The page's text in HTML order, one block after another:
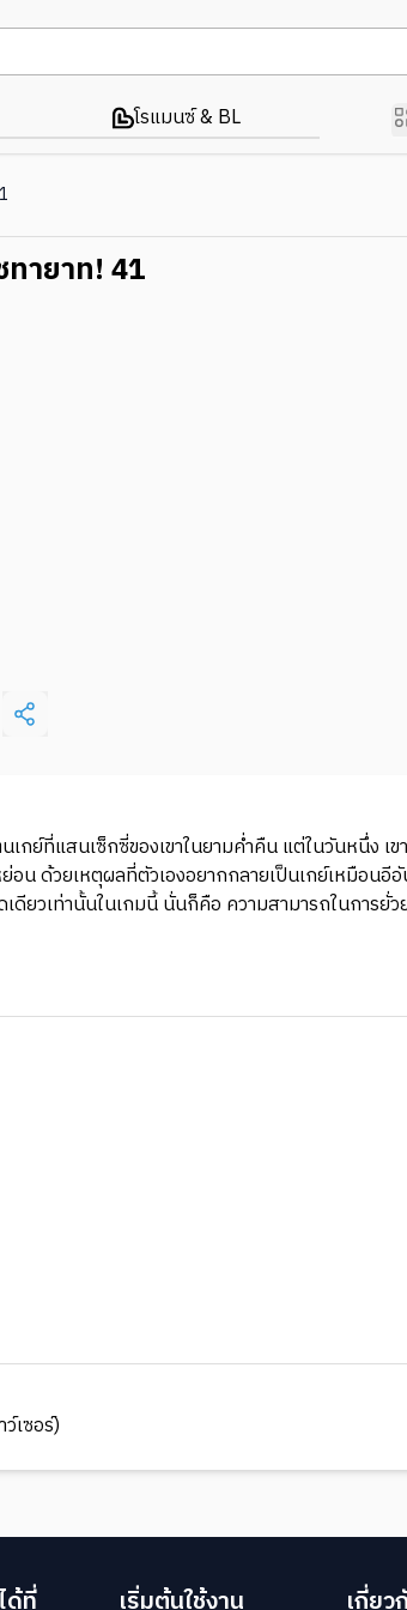
โรแมนซ์ & BL
ทายาท! 41
ย์ที่แสนเซ็กซี่ของเขาในยามค่ำคืน แต่ในวันหนึ่ง เ
ด้วยเหตุผลที่ตัวเองอยากกลายเป็นเกย์เหมือน
ยวเท่านั้นในเกมนี้ นั่นก็คือ ความสามารถในการยั่
เซอร์)